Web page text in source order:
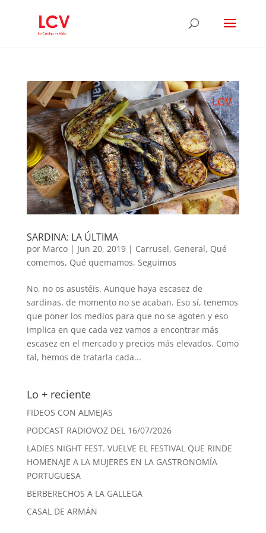
SARDINA: LA ÚLTIMA
por Marco| Jun 20, 2019| Carrusel, General, Qué
comemos, Qué quemamos, Seguimos
No, no os asustéis. Aunque haya escasez de
sardinas, de momento no se acaban. Eso sí, tenemos
que poner los medios para que no se agoten y eso
implica en que cada vez vamos a encontrar más
escasez en el mercado y precios más elevados. Como
tal, hemos de tratarla cada...
Lo + reciente
FIDEOS CON ALMEJAS
PODCAST RADIOVOZ DEL 16/07/2026
LADIES NIGHT FEST. VUELVE EL FESTIVAL QUE RINDE
HOMENAJE A LA MUJERES EN LA GASTRONOMÍA
PORTUGUESA
BERBERECHOS A LA GALLEGA
CASAL DE ARMÁN